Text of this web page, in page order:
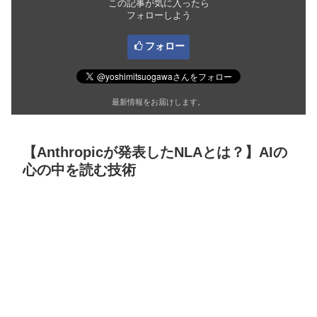
この記事が気に入ったら
フォローしよう
フォロー
最新情報をお届けします。
【Anthropicが発表したNLAとは？】AIの
心の中を読む技術